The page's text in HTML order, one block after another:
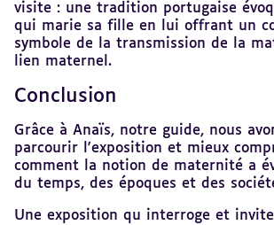
visite : une tradition portugaise
qui marie sa fille en lui offrant un
symbole de la transmission de la
lien maternel.
Conclusion
Grâce à Anaïs, notre guide, nous
parcourir l'exposition et mieux
comment la notion de maternité a
du temps, des époques et des
Une exposition qu interroge et
Revenir
sommaire